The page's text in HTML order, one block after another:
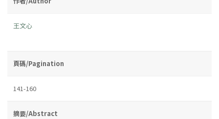
王文心
頁碼/Pagination
141-160
摘要/Abstract